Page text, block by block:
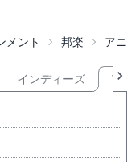
メント 邦楽 ア
インディーズ ア